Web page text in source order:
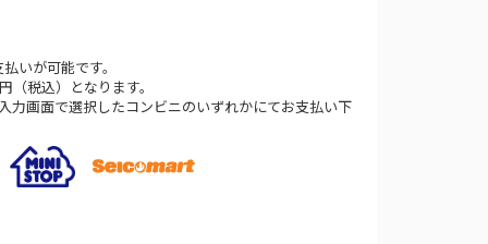
いが可能です。
税込）となります。
力画面で選択したコンビニのいずれかにてお支払い下